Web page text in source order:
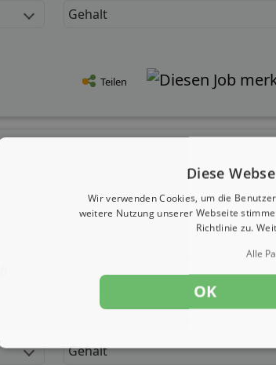
Gehalt
Teilen
Gehalt
Diese
Wir verwenden Cookies, um die
weitere Nutzung unserer Webseite
Richtlinie zu.
Alle
OK